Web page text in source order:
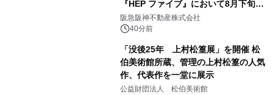
『HEP ファイブ』において8月下旬か
ら 「オフサイト型コーポレートPPA」
による 再生可能エネルギー電力の使用
阪急阪神不動産株式会社
40分前
「没後25年 上村松篁展」を開催 松
伯美術館所蔵、管理の上村松篁の人気
作、代表作を一堂に展示
公益財団法人 松伯美術館